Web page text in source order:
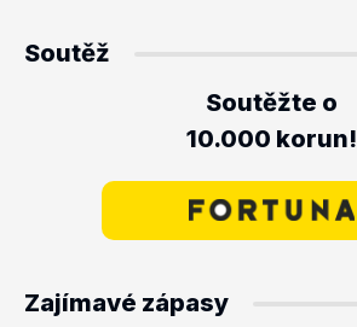
Soutěž
Soutěžte o
10.000 korun!
Zajímavé zápasy